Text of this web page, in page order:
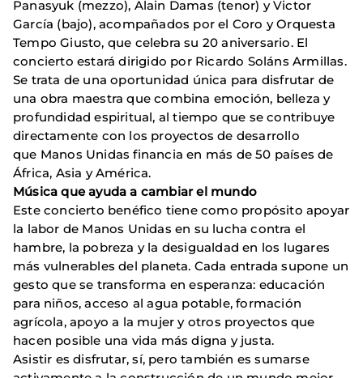
Panasyuk (mezzo), Alain Damas (tenor) y Victor
García (bajo), acompañados por el Coro y Orquesta
Tempo Giusto, que celebra su 20 aniversario. El
concierto estará dirigido por Ricardo Soláns Armillas.
Se trata de una oportunidad única para disfrutar de
una obra maestra que combina emoción, belleza y
profundidad espiritual, al tiempo que se contribuye
directamente con los proyectos de desarrollo
que Manos Unidas financia en más de 50 países de
África, Asia y América.
Música que ayuda a cambiar el mundo
Este concierto benéfico tiene como propósito apoyar
la labor de Manos Unidas en su lucha contra el
hambre, la pobreza y la desigualdad en los lugares
más vulnerables del planeta. Cada entrada supone un
gesto que se transforma en esperanza: educación
para niños, acceso al agua potable, formación
agrícola, apoyo a la mujer y otros proyectos que
hacen posible una vida más digna y justa.
Asistir es disfrutar, sí, pero también es sumarse